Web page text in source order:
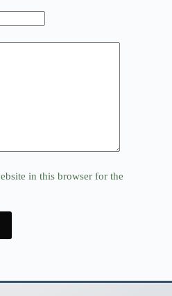
in this browser for the